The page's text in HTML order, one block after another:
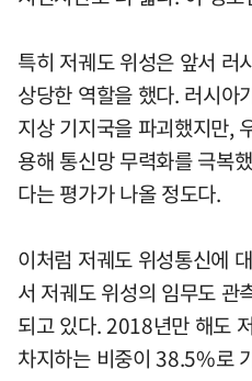
특히 저궤도 위성은 앞서 러
상당한 역할을 했다. 러시아
지상 기지국을 파괴했지만,
용해 통신망 무력화를 극복
다는 평가가 나올 정도다.
이처럼 저궤도 위성통신에
서 저궤도 위성의 임무도 관
되고 있다. 2018년만 해도
차지하는 비중이 38.5%로